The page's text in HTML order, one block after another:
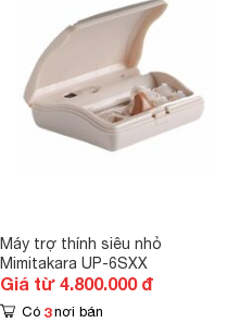
Máy trợ thính siêu nhỏ
Mimitakara UP-6SXX
Giá từ 4.800.000 đ
Có 3 nơi bán